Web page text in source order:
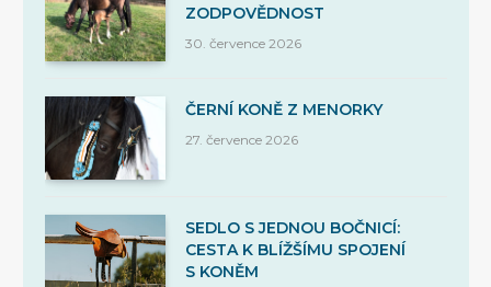
ZODPOVĚDNOST
30. července 2026
ČERNÍ KONĚ Z MENORKY
27. července 2026
SEDLO S JEDNOU BOČNICÍ:
CESTA K BLÍŽŠÍMU SPOJENÍ
S KONĚM